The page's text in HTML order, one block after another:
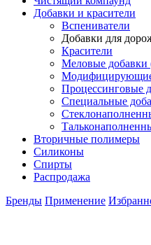
Добавки и красители
Вспениватели
Добавки для
Красители
Меловые добавки
Процессинговые
Специальные
Вторичные полимеры
Силиконы
Спирты
Распродажа
Бренды Применение